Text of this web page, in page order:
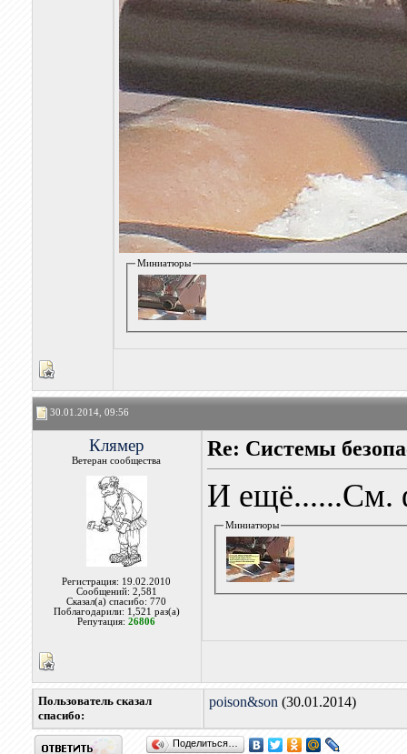
Миниатюры
30.01.2014, 09:56
Клямер
Ветеран сообщества
Регистрация: 19.02.2010
Сообщений: 2,581
Сказал(а) спасибо: 770
Поблагодарили: 1,521 раз(а)
Репутация:26806
Re: Системы
И ещё......См.
Миниатюры
Пользователь сказал
cпасибо:
poison&son (30.01.2014)
Поделиться…